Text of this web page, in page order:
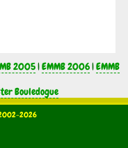
2005|EMMB 2006|EMMB
Bouledogue
2026